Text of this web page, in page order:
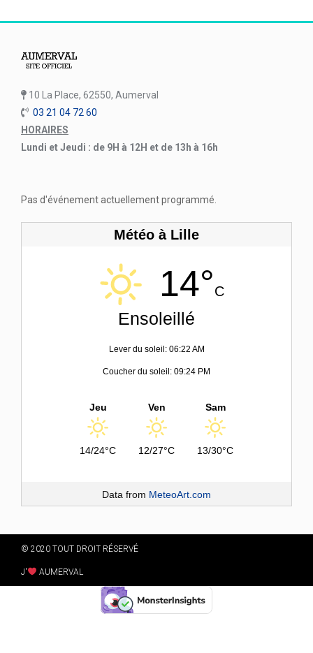
10 La Place, 62550, Aumerval
03 21 04 72 60
HORAIRES
Lundi et Jeudi : de 9H à 12H et de 13h à 16h
Pas d'événement actuellement programmé.
Météo à Lille
14°C
Ensoleillé
Lever du soleil: 06:22 AM
Coucher du soleil: 09:24 PM
Jeu
14/24°C
Ven
12/27°C
Sam
13/30°C
Data from MeteoArt.com
© 2020 TOUT DROIT RÉSERVÉ
J' AUMERVAL